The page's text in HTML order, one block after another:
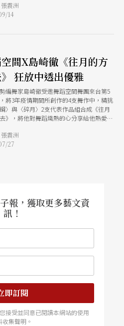
張震洲
14
間X島崎徹《往月的方
狂放中透出優雅
編舞家島崎徹受邀舞蹈空間舞團來台第5
將3年疫情期間所創作的4支舞作中，精挑
鋼〉與〈碎月〉2支代表作品組合成《往月
》，將他對舞蹈熾熱的心分享給他熱愛的
張震洲
27
報，獲取更多藝文資
訊！
即訂閱
接受並同意已閱讀本網站的使用
集聲明。